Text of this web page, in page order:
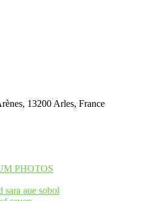
13200 Arles, France
PHOTOS
sara aue sobol